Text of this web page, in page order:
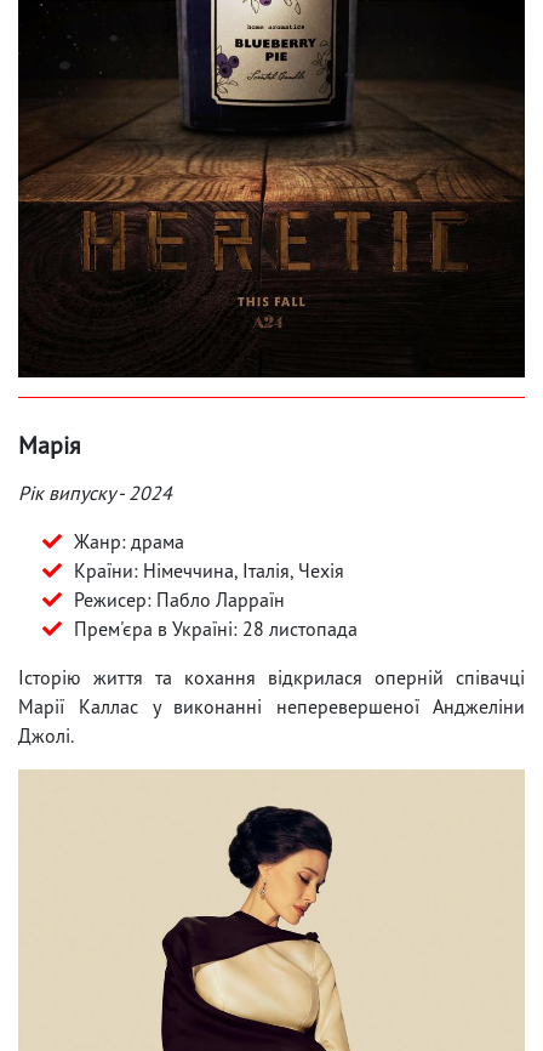
Марія
Рік випуску - 2024
Жанр: драма
Країни: Німеччина, Італія, Чехія
Режисер: Пабло Ларраїн
Прем'єра в Україні: 28 листопада
Історію життя та кохання відкрилася оперній співачці
Марії Каллас у виконанні неперевершеної Анджеліни
Джолі.